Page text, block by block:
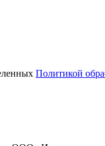
Политикой